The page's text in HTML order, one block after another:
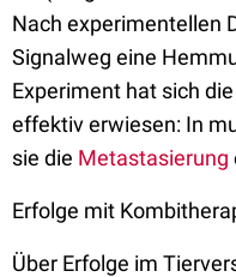
Nach experimentellen
Signalweg eine
Experiment hat sich
effektiv erwiesen: In
sie die Metastasierung
Erfolge mit
Über Erfolge im